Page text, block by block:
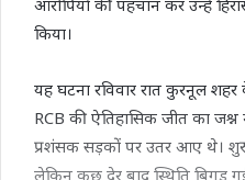
किया।
यह घटना रविवार रात कुरनूल शहर
RCB की ऐतिहासिक जीत का
प्रशंसक सड़कों पर उतर आए थे।
लेकिन कुछ देर बाद स्थिति बिगड़